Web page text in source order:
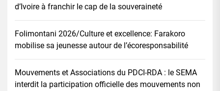
d’Ivoire à franchir le cap de la souveraineté
Folimontani 2026/Culture et excellence: Farakoro
mobilise sa jeunesse autour de l’écoresponsabilité
Mouvements et Associations du PDCI-RDA : le SEMA
interdit la participation officielle des mouvements non